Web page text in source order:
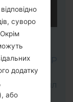
orLG UP
файл
суворо
додатку
або